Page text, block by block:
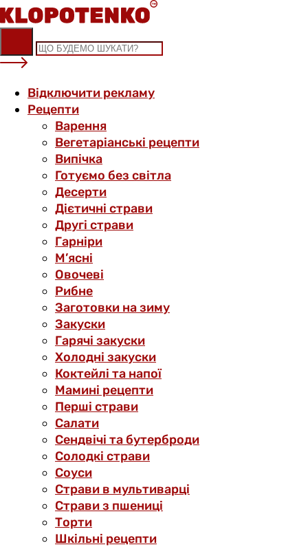
Skip
to
content
Відключити рекламу
Рецепти
Варення
Вегетаріанські рецепти
Випічка
Готуємо без світла
Десерти
Дієтичні страви
Другі страви
Гарніри
М’ясні
Овочеві
Рибне
Заготовки на зиму
Закуски
Гарячі закуски
Холодні закуски
Коктейлі та напої
Мамині рецепти
Перші страви
Салати
Сендвічі та бутерброди
Солодкі страви
Соуси
Страви в мультиварці
Страви з пшениці
Торти
Шкільні рецепти